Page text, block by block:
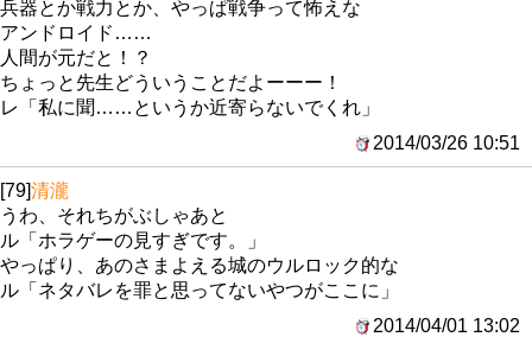
兵器とか戦力とか、やっぱ戦争って怖えな
アンドロイド……
人間が元だと！？
ちょっと先生どういうことだよーーー！
レ「私に聞……というか近寄らないでくれ」
2014/03/26 10:51
[79]清瀧
うわ、それちがぶしゃあと
ル「ホラゲーの見すぎです。」
やっぱり、あのさまよえる城のウルロック的な
ル「ネタバレを罪と思ってないやつがここに」
2014/04/01 13:02